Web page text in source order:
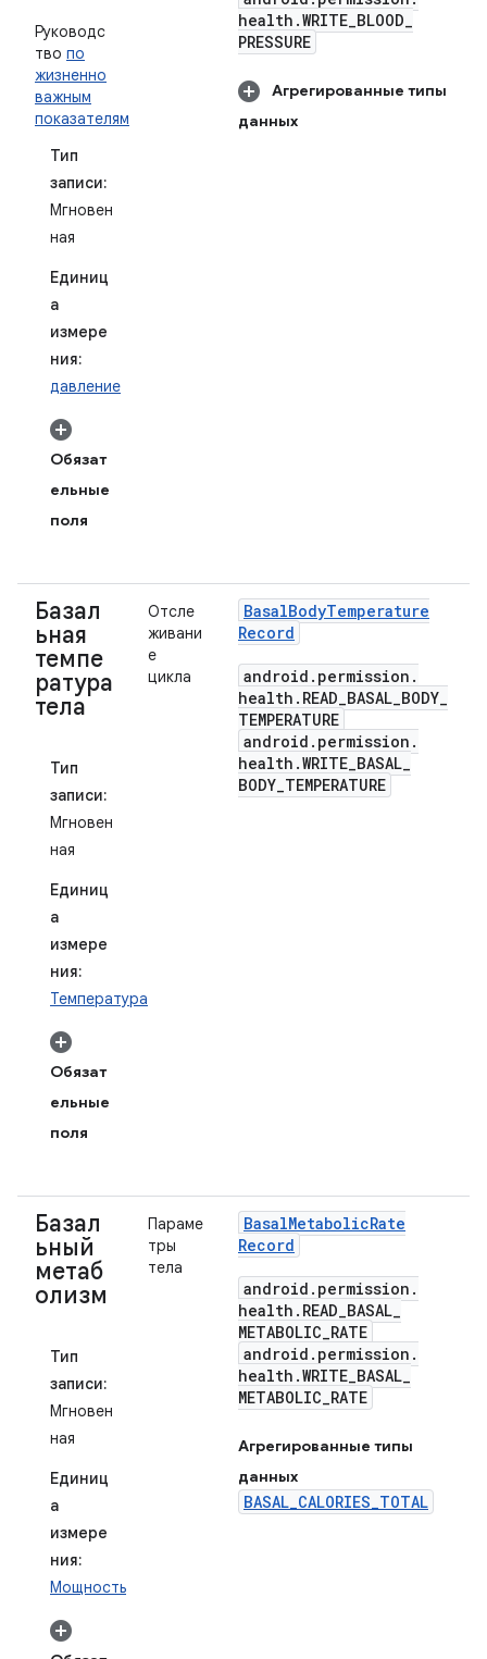
Руководс
тво по
жизненно
важным
показателям
Тип
записи:
Мгновен
ная
Единиц
а
измере
ния:
давление
Обязат
ельные
поля
health .WRITE_BLOOD_
PRESSURE
Агрегированные типы
данных
Базал
ьная
темпе
ратура
тела
Тип
записи:
Мгновен
ная
Единиц
а
измере
ния:
Температура
Обязат
ельные
поля
Отсле
живани
е
цикла
BasalBodyTemperature
Record
android . permission .
health . READ_BASAL_BODY_
TEMPERATURE
android . permission .
health .WRITE_BASAL_
BODY_TEMPERATURE
Базал
ьный
метаб
олизм
Тип
записи:
Мгновен
ная
Единиц
а
измере
ния:
Мощность
Параме
тры
тела
BasalMetabolicRate
Record
android . permission .
health . READ_BASAL_
METABOLIC_RATE
android . permission .
health .WRITE_BASAL_
METABOLIC_RATE
Агрегированные типы
данных
BASAL_CALORIES_TOTAL